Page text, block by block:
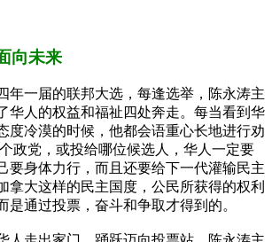
向未来
一届的联邦大选，每逢选举，陈永涛主
华人的权益和福祉四处奔走。每当看到华
度冷漠的时候，他都会语重心长地进行劝
政党，或投给哪位候选人，华人一定要
要身体力行，而且还要给下一代灌输民主
拿大这样的民主国度，公民所获得的权利
是通过投票，奋斗和争取才得到的。